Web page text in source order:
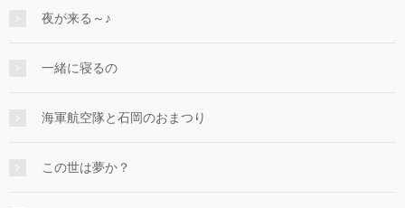
夜が来る～♪
一緒に寝るの
海軍航空隊と石岡のおまつり
この世は夢か？